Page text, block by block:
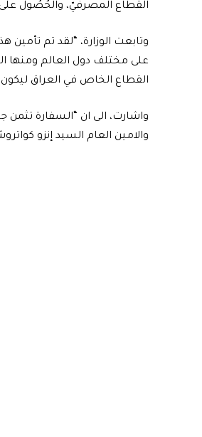
القطاع المصرفيّ، والحُصُول على
وتابعت الوزارة، “لقد تم
على مختلف دول العالم ومنها
القطاع الخاص في العراق
واشارت، الى ان “السفارة تثمن
والامين العام السيد إنزو